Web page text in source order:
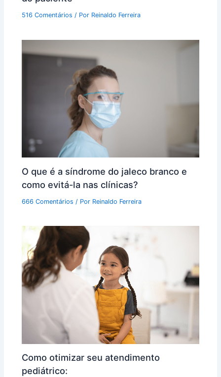
516 Comentários / Por Reinaldo Ferreira
O que é a síndrome do jaleco branco e
como evitá-la nas clínicas?
666 Comentários / Por Reinaldo Ferreira
Como otimizar seu atendimento
pediátrico: